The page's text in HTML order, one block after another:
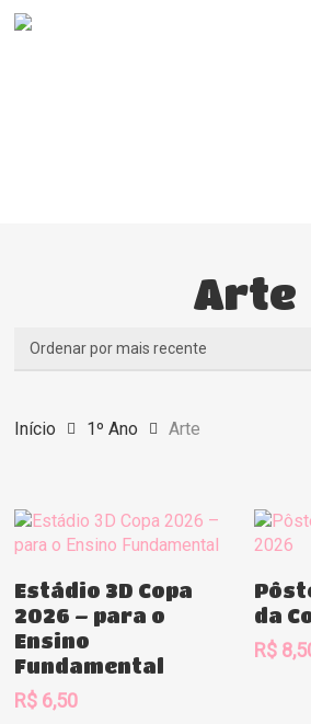
Skip
Arte
Início 1º Ano Arte
Comprar
Estádio 3D Copa
2026 – para o
Ensino
Fundamental
R$ 6,50
da
R$